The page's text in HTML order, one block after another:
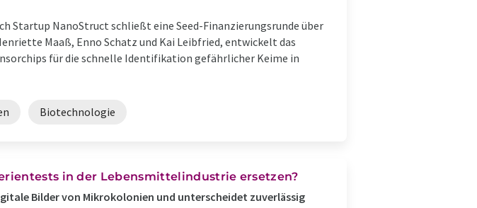
Startup NanoStruct schließt eine Seed-Finanzierungsrunde über
Maaß, Enno Schatz und Kai Leibfried, entwickelt das
für die schnelle Identifikation gefährlicher Keime in
Biotechnologie
in der Lebensmittelindustrie ersetzen?
Bilder von Mikrokolonien und unterscheidet zuverlässig